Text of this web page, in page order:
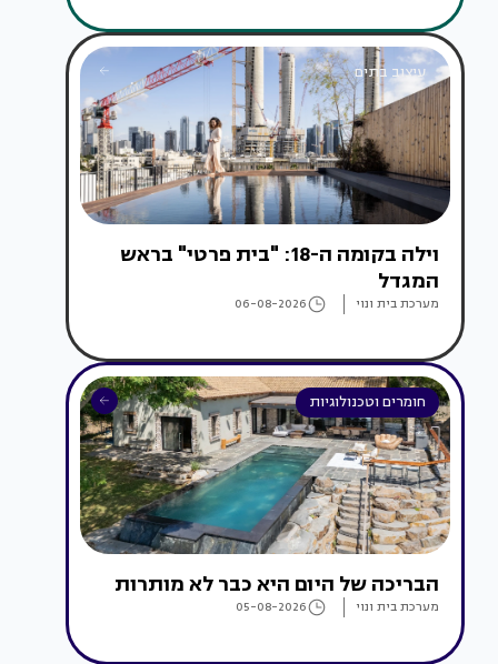
עיצוב בתים
וילה בקומה ה-18: "בית פרטי" בראש
המגדל
מערכת בית ונוי 06-08-2026
חומרים וטכנולוגיות
הבריכה של היום היא כבר לא מותרות
מערכת בית ונוי 05-08-2026